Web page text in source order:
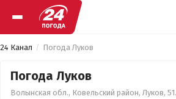
24 Канал Погода Луков
Погода Луков
Волынская обл., Ковельский район, Луков,